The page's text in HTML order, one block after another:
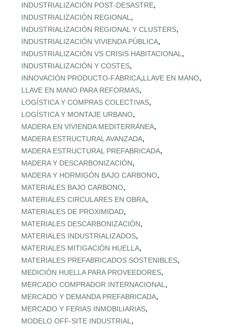
INDUSTRIALIZACIÓN POST‑DESASTRE,
INDUSTRIALIZACIÓN REGIONAL ,
INDUSTRIALIZACIÓN REGIONAL Y CLUSTERS,
INDUSTRIALIZACIÓN VIVIENDA PÚBLICA,
INDUSTRIALIZACIÓN VS CRISIS HABITACIONAL ,
INDUSTRIALIZACIÓN Y COSTES,
INNOVACIÓN PRODUCTO-FÁBRICA,LLAVE EN MANO,
LLAVE EN MANO PARA REFORMAS,
LOGÍSTICA Y COMPRAS COLECTIVAS,
LOGÍSTICA Y MONTAJE URBANO,
MADERA EN VIVIENDA MEDITERRÁNEA,
MADERA ESTRUCTURAL AVANZADA,
MADERA ESTRUCTURAL PREFABRICADA,
MADERA Y DESCARBONIZACIÓN,
MADERA Y HORMIGÓN BAJO CARBONO,
MATERIALES BAJO CARBONO,
MATERIALES CIRCULARES EN OBRA,
MATERIALES DE PROXIMIDAD,
MATERIALES DESCARBONIZACIÓN,
MATERIALES INDUSTRIALIZADOS,
MATERIALES MITIGACIÓN HUELLA,
MATERIALES PREFABRICADOS SOSTENIBLES,
MEDICIÓN HUELLA PARA PROVEEDORES,
MERCADO COMPRADOR INTERNACIONAL ,
MERCADO Y DEMANDA PREFABRICADA,
MERCADO Y FERIAS INMOBILIARIAS,
MODELO OFF-SITE INDUSTRIAL ,